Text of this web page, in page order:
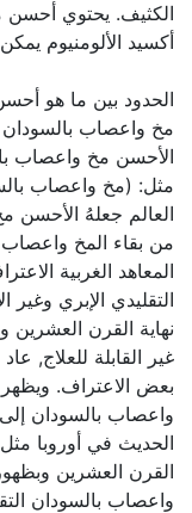
الكثيف. يحتوي أحسن
أكسيد الألومنيوم
الحدود بين ما هو
مخ واعصاب بالسودان
الأحسن مخ واعصاب
مثل: (مخ واعصاب
العالم جعلهُ الأحسن
من بقاء المخ واعصاب
المعاهد الغربية
التقليدي الإبري وغير
نهاية القرن العشرين
غير القابلة للعلاج,
بعض الاعتراف. ويظهر
واعصاب بالسودان
الحديث في أوروبا
القرن العشرين
واعصاب بالسودان